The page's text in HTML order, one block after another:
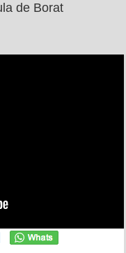
de Borat